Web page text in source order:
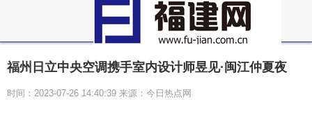
福州日立中央空调携手室内设计师昱见·闽江仲夏夜
时间：2023-07-26 14:40:39 来源：今日热点网